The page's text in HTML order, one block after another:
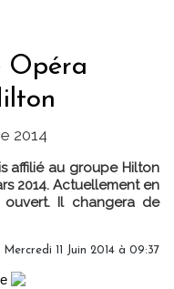
Opéra
2014
affilié au groupe Hilton
2014. Actuellement en
ouvert. Il changera de
Mercredi 11 Juin 2014 à 09:37